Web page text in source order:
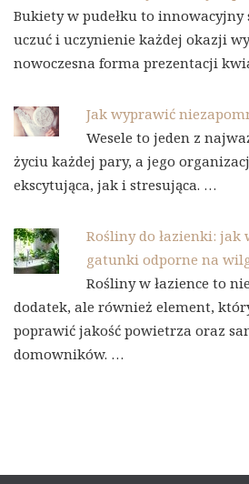
Bukiety w pudełku to innowacyjny
uczuć i uczynienie każdej okazji
nowoczesna forma prezentacji
Jak wyprawić
Wesele to jeden z
życiu każdej pary, a jego
ekscytująca, jak i stresująca. …
Rośliny do łazienki: jak
gatunki odporne na
Rośliny w łazience to
dodatek, ale również element,
poprawić jakość powietrza oraz
domowników. …